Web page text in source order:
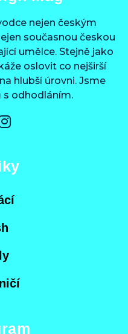
nejen českým
současnou českou
umělce. Stejně jako
oslovit co nejširší
hlubší úrovni. Jsme
s odhodláním.